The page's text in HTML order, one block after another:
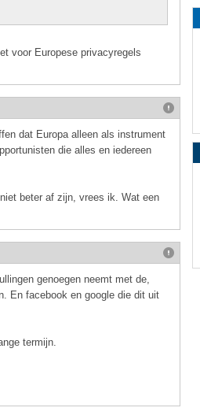
voor Europese privacyregels
dat Europa alleen als instrument
die alles en iedereen
beter af zijn, vrees ik. Wat een
genoegen neemt met de,
En facebook en google die dit uit
termijn.